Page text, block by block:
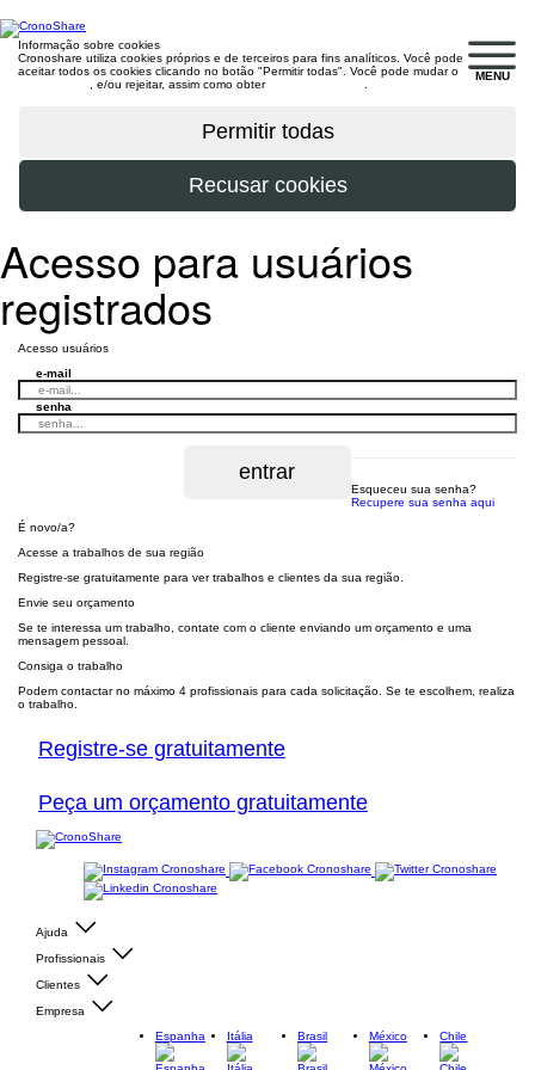
MENU
Informação sobre cookies
Cronoshare utiliza cookies próprios e de terceiros para fins analíticos. Você pode
aceitar todos os cookies clicando no botão "Permitir todas". Você pode mudar o
, e/ou rejeitar, assim como obter
Acesso para usuários
registrados
Acesso usuários
e-mail
senha
Esqueceu sua senha?
Recupere sua senha aqui
É novo/a?
Acesse a trabalhos de sua região
Registre-se gratuitamente para ver trabalhos e clientes da sua região.
Envie seu orçamento
Se te interessa um trabalho, contate com o cliente enviando um orçamento e uma
mensagem pessoal.
Consiga o trabalho
Podem contactar no máximo 4 profissionais para cada solicitação. Se te escolhem, realiza
o trabalho.
Registre-se gratuitamente
Peça um orçamento gratuitamente
Ajuda
Profissionais
Clientes
Empresa
Espanha
Itália Brasil México Chile